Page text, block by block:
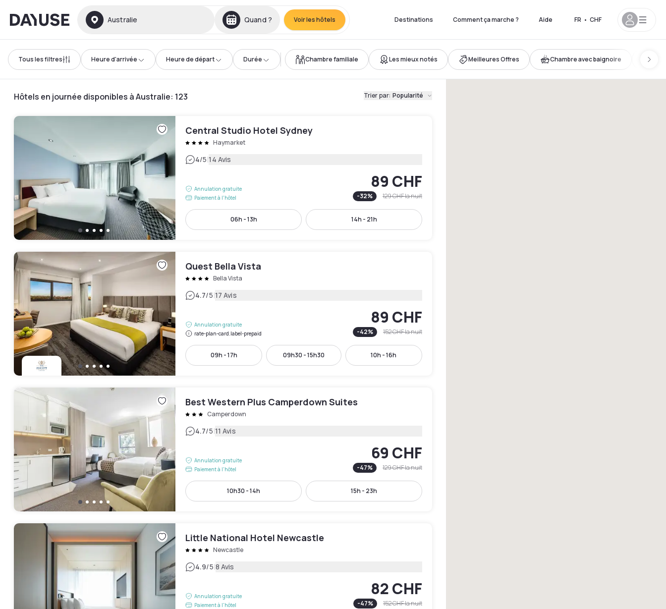
Dayuse Australie Quand ? Voir les hôtels Destinations Comment ça marche ? Aide FR • CHF
Tous les filtres Heure d'arrivée Heure de départ Durée Chambre familiale Les mieux notés Meilleures Offres Chambre avec baignoire
Hôtels en journée disponibles à Australie: 123 Trier par: Popularité
Central Studio Hotel Sydney
Haymarket
4/5|14 Avis
Annulation gratuite
Paiement à l'hôtel
89 CHF
-32% 129 CHFla nuit
06h - 13h 14h - 21h
Quest Bella Vista
Bella Vista
4.7/5|17 Avis
Annulation gratuite
rate-plan-card.label-prepaid
89 CHF
-42% 152 CHFla nuit
09h - 17h 09h30 - 15h30 10h - 16h
Best Western Plus Camperdown Suites
Camperdown
4.7/5|11 Avis
Annulation gratuite
Paiement à l'hôtel
69 CHF
-47% 129 CHFla nuit
10h30 - 14h 15h - 23h
Little National Hotel Newcastle
Newcastle
4.9/5|8 Avis
Annulation gratuite
Paiement à l'hôtel
82 CHF
-47% 152 CHFla nuit